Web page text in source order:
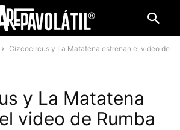
Cizcocircus y La Matatena estrenan el video de
y La Matatena
video de Rumba